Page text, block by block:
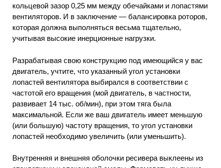
кольцевой зазор 0,25 мм между обечайками и лопастями
вентиляторов. И в заключение — балансировка роторов,
которая должна выполняться весьма тщательно,
учитывая высокие инерционные нагрузки.
Разрабатывая свою конструкцию под имеющийся у вас
двигатель, учтите, что указанный угол установки
лопастей вентилятора выбирался в соответствии с
частотой его вращения (мой двигатель, в частности,
развивает 14 тыс. об/мин), при этом тяга была
максимальной. Если же ваш двигатель имеет меньшую
(или большую) частоту вращения, то угол установки
лопастей необходимо увеличить (или уменьшить).
Внутренняя и внешняя оболочки ресивера выклеены из